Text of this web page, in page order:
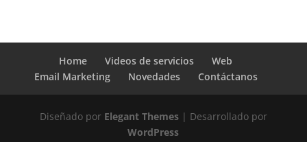
Home Videos de servicios
Web
Email Marketing
Novedades Contáctanos
Diseñado por Elegant Themes| Desarrollado por
WordPress